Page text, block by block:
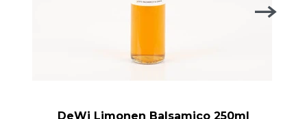
DeWi Limonen Balsamico 250ml